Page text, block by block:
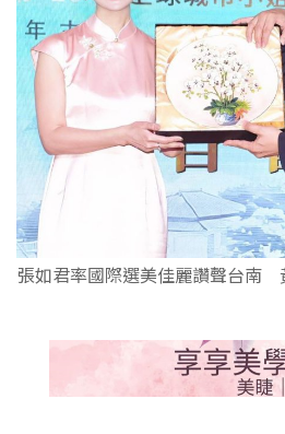
張如君率國際選美佳麗讚聲台南